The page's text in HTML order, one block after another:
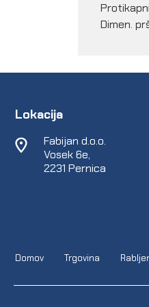
Dimen.
Lokacija
Fabijan d.o.o.
Vosek 6e,
2231 Pernica
Domov Trgovina